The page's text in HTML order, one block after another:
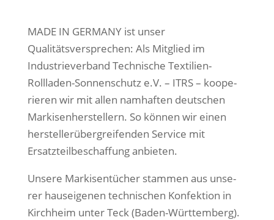
MADE IN GERMANY ist unser
Qualitätsversprechen: Als Mitglied im
Industrieverband Technische Textilien-
Rollladen-Sonnenschutz e.V. – ITRS – koope­
rie­ren wir mit allen nam­haf­ten deut­schen
Markisenherstellern. So kön­nen wir einen
her­stel­ler­über­grei­fen­den Service mit
Ersatzteilbeschaffung anbieten.
Unsere Markisentücher stam­men aus unse­
rer haus­ei­ge­nen tech­ni­schen Konfektion in
Kirchheim unter Teck (Baden-Württemberg).